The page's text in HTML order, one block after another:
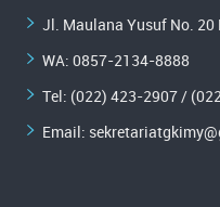
Jl. Maulana Yusuf No. 20
WA: 0857-2134-8888
Tel: (022) 423-2907 /
Email: